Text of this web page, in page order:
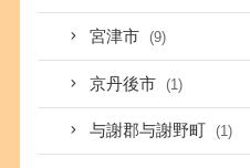
宮津市 (9)
京丹後市 (1)
与謝郡与謝野町 (1)